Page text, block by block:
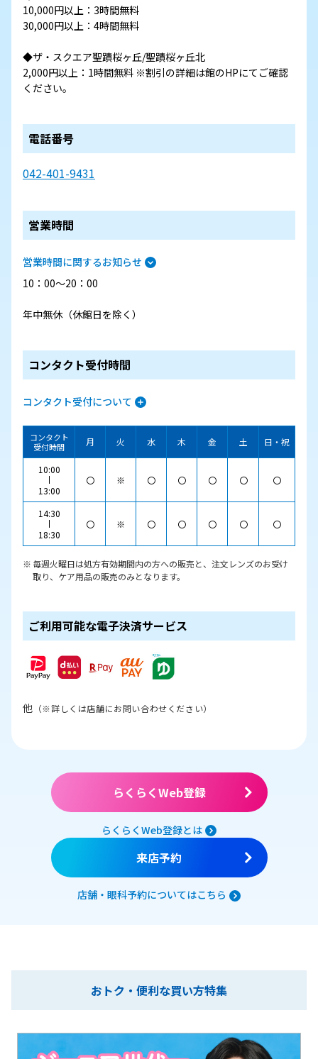
10,000円以上：3時間無料
30,000円以上：4時間無料
◆ザ・スクエア聖蹟桜ヶ丘/聖蹟桜ヶ丘北
2,000円以上：1時間無料 ※割引の詳細は館のHPにてご確認
ください。
電話番号
042-401-9431
営業時間
営業時間に関するお知らせ
10：00～20：00
年中無休（休館日を除く）
コンタクト受付時間
コンタクト受付について
コンタクト
受付時間
月 火 水 木 金 土 日・祝
10:00
13:00
〇 ※ 〇 〇 〇 〇 〇
14:30
18:30
〇 ※ 〇 〇 〇 〇 〇
毎週火曜日は処方有効期間内の方への販売と、注文レンズのお受け
取り、ケア用品の販売のみとなります。
ご利用可能な電子決済サービス
他 （※詳しくは店舗にお問い合わせください）
らくらくWeb登録
らくらくWeb登録とは
来店予約
店舗・眼科予約についてはこちら
おトク・便利な買い方特集